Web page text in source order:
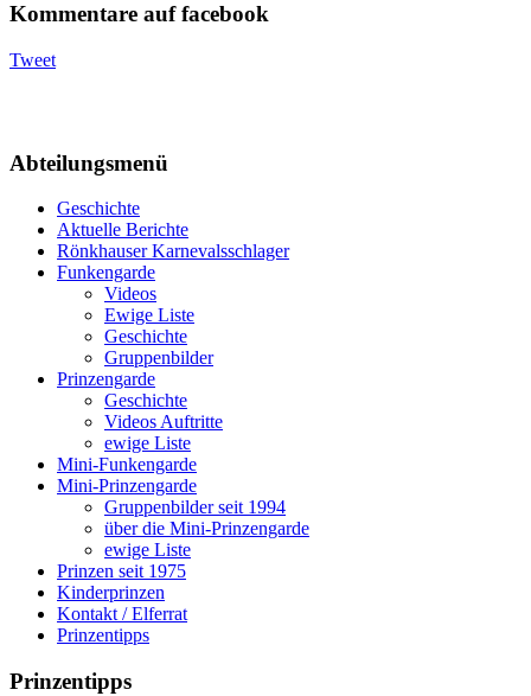
Kommentare auf facebook
Tweet
Abteilungsmenü
Geschichte
Aktuelle Berichte
Rönkhauser Karnevalsschlager
Funkengarde
Videos
Ewige Liste
Geschichte
Gruppenbilder
Prinzengarde
Geschichte
Videos Auftritte
ewige Liste
Mini-Funkengarde
Mini-Prinzengarde
Gruppenbilder seit 1994
über die Mini-Prinzengarde
ewige Liste
Prinzen seit 1975
Kinderprinzen
Kontakt / Elferrat
Prinzentipps
Prinzentipps